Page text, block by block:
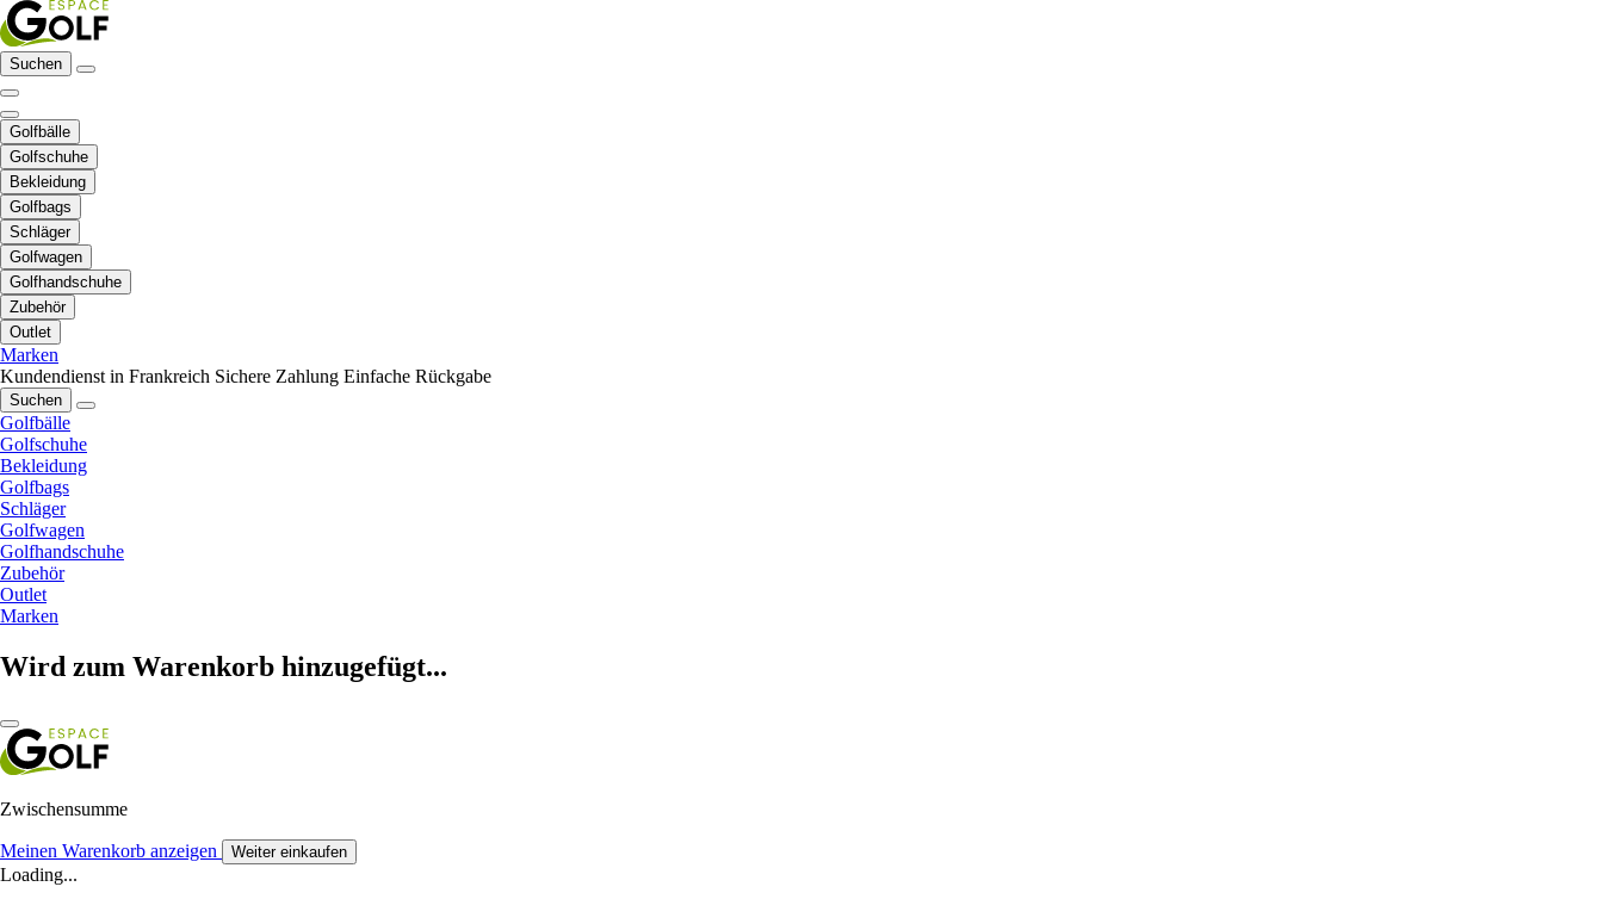
Suchen
Golfbälle
Golfschuhe
Bekleidung
Golfbags
Schläger
Golfwagen
Golfhandschuhe
Zubehör
Outlet
Marken
Kundendienst in Frankreich Sichere Zahlung Einfache Rückgabe
Suchen
Golfbälle
Golfschuhe
Bekleidung
Golfbags
Schläger
Golfwagen
Golfhandschuhe
Zubehör
Outlet
Marken
Wird zum Warenkorb hinzugefügt...
Zwischensumme
Meinen Warenkorb anzeigen Weiter einkaufen
Loading...